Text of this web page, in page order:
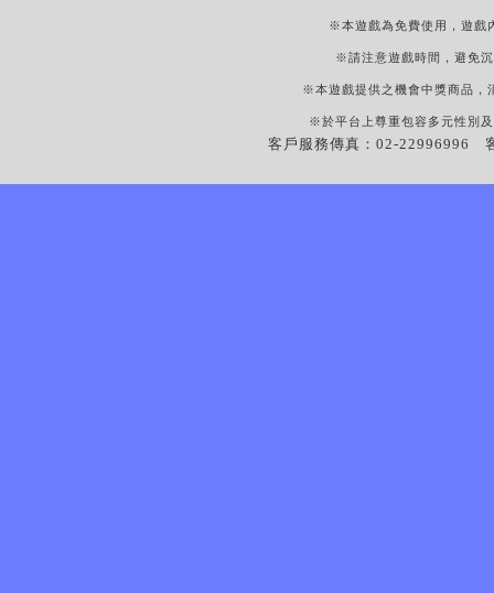
※本遊戲為免費使用，遊戲
※請注意遊戲時間，避免
※本遊戲提供之機會中獎商品，
※於平台上尊重包容多元性別
客戶服務傳真：02-22996996